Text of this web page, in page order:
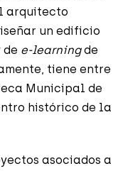
arquitecto
un edificio
e-learningde
tiene entre
Municipal de
histórico de la
asociados a